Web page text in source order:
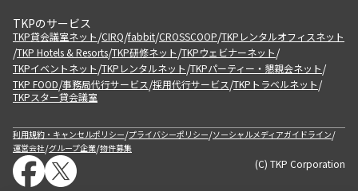
TKPのサービス
TKP貸会議室ネット/CIRQ/fabbit/CROSSCOOP/TKPレンタルオフィスネット
/TKP Hotels & Resorts/TKP研修ネット/TKPウェビナーネット/
TKPイベントネット/TKPレンタルネット/TKPパーティー・懇親会ネット/
TKP FOOD/事務局代行サービス/採用代行サービス/TKPトラベルネット/
TKPスター貸会議室
利用規約・キャンセルポリシー/プライバシーポリシー/ソーシャルメディアガイドライン/
運営会社/グループ企業/物件募集
(C) TKP Corporation